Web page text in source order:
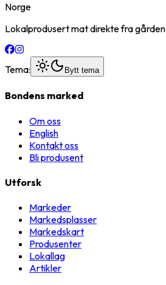
Norge
Lokalprodusert mat direkte fra gården
Tema: Bytt tema
Bondens marked
Om oss
English
Kontakt oss
Bli produsent
Utforsk
Markeder
Markedsplasser
Markedskart
Produsenter
Lokallag
Artikler